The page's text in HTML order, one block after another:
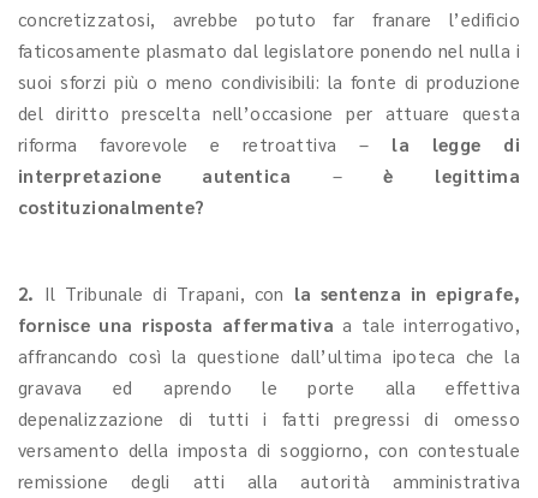
concretizzatosi, avrebbe potuto far franare l’edificio
faticosamente plasmato dal legislatore ponendo nel nulla i
suoi sforzi più o meno condivisibili: la fonte di produzione
del diritto prescelta nell’occasione per attuare questa
riforma favorevole e retroattiva – la legge di
interpretazione autentica – è legittima
costituzionalmente?
2. Il Tribunale di Trapani, con la sentenza in epigrafe,
fornisce una risposta affermativa a tale interrogativo,
affrancando così la questione dall’ultima ipoteca che la
gravava ed aprendo le porte alla effettiva
depenalizzazione di tutti i fatti pregressi di omesso
versamento della imposta di soggiorno, con contestuale
remissione degli atti alla autorità amministrativa